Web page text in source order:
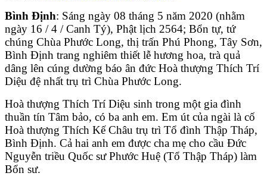
Bình Định: Sáng ngày 08 tháng 5 năm 2020 (nhằm
ngày 16 / 4 / Canh Tý), Phật lịch 2564; Bổn tự, tứ
chúng Chùa Phước Long, thị trấn Phú Phong, Tây Sơn,
Bình Định trang nghiêm thiết lễ hương hoa, trà quả
dâng lên cúng dường báo ân đức Hoà thượng Thích Trí
Diệu đệ nhất trụ trì Chùa Phước Long.
Hoà thượng Thích Trí Diệu sinh trong một gia đình
thuần tín Tâm bảo, có ba anh em. Em út của ngài là cố
Hoà thượng Thích Kế Châu trụ trì Tổ đình Thập Tháp,
Bình Định. Cả hai anh em được cha mẹ cho cầu Đức
Nguyễn triều Quốc sư Phước Huệ (Tổ Thập Tháp) làm
Bổn sư.